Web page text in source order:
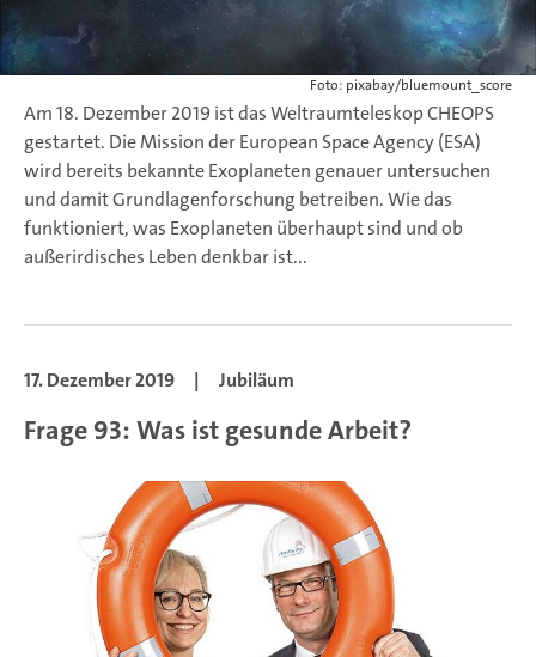
Foto: pixabay/bluemount_score
Am 18. Dezember 2019 ist das Weltraumteleskop CHEOPS
gestartet. Die Mission der European Space Agency (ESA)
wird bereits bekannte Exoplaneten genauer untersuchen
und damit Grundlagenforschung betreiben. Wie das
funktioniert, was Exoplaneten überhaupt sind und ob
außerirdisches Leben denkbar ist...
17. Dezember 2019 | Jubiläum
Frage 93: Was ist gesunde Arbeit?